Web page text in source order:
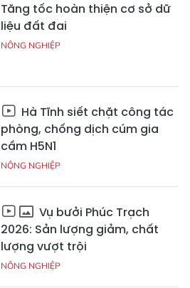
Tăng tốc hoàn thiện cơ sở dữ
liệu đất đai
NÔNG NGHIỆP
Hà Tĩnh siết chặt công tác
phòng, chống dịch cúm gia
cầm H5N1
NÔNG NGHIỆP
Vụ bưởi Phúc Trạch
2026: Sản lượng giảm, chất
lượng vượt trội
NÔNG NGHIỆP